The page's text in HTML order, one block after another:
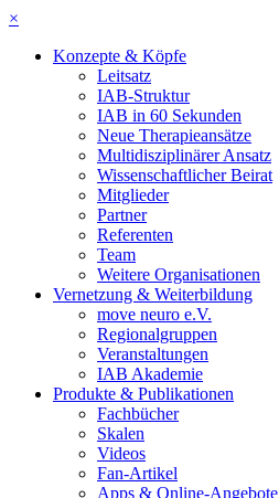
×
Konzepte & Köpfe
Leitsatz
IAB-Struktur
IAB in 60 Sekunden
Neue Therapieansätze
Multidisziplinärer Ansatz
Wissenschaftlicher Beirat
Mitglieder
Partner
Referenten
Team
Weitere Organisationen
Vernetzung & Weiterbildung
move neuro e.V.
Regionalgruppen
Veranstaltungen
IAB Akademie
Produkte & Publikationen
Fachbücher
Skalen
Videos
Fan-Artikel
Apps & Online-Angebote